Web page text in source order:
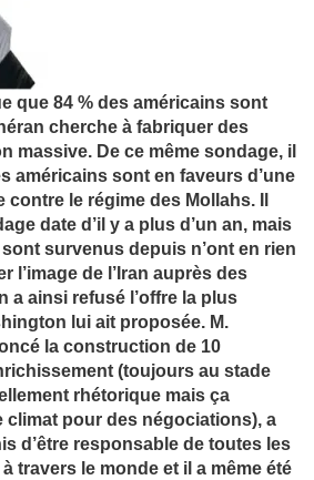
que 84 % des américains sont
cherche à fabriquer des
massive. De ce même sondage, il
américains sont en faveurs d’une
le régime des Mollahs. Il
date d’il y a plus d’un an, mais
survenus depuis n’ont en rien
l’image de l’Iran auprès des
a ainsi refusé l’offre la plus
lui ait proposée. M.
la construction de 10
(toujours au stade
rhétorique mais ça
climat pour des négociations), a
d’être responsable de toutes les
travers le monde et il a même été